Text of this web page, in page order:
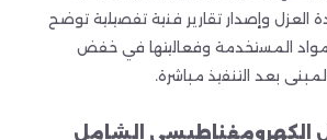
وإصدار تقارير فنية تفصيلية توضح
المستخدمة وفعاليتها في خفض
بعد التنفيذ مباشرة.
الكهرومغناطيسي الشامل